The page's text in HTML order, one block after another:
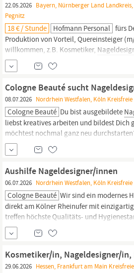
22.05.2026 Bayern, Nürnberger Land
Pegnitz
18 € / Stunde Hofmann Personal fürs
Produktion von Vorteil, Quereinsteiger
willkommen, z.B. Kosmetiker,
Fachangestellte etc. kein Problem mit dem
Handschuhen und Mundschutz Ihr
unbefristeten Arbeitsverhältnis
Einstiegsmöglichkeiten
Cologne Beauté sucht
08.07.2026 Nordrhein Westfalen, Köln
Cologne Beauté Du bist ausgebildete
liebst kreatives arbeiten und bildest Dich
möchtest nochmal ganz neu
sofort durchstarten! Du wirst dir in
Kundenstamm bei uns aufbauen können
Manicure Maniküre (Biab) Pediküre
Aushilfe Nageldesigner/innen
06.07.2026 Nordrhein Westfalen, Köln
Cologne Beauté Wir sind ein modernes
direkt am Kölner Rheinufer mit
treffen höchste Qualitäts- und
Ambiente – wir arbeiten nur mit
betreuen einen anspruchsvollen,
Aufgaben – Durchführung von Maniküre
mit Shellac und...
Kosmetiker/in, Nageldesigner/in,
29.06.2026 Hessen, Frankfurt am Main